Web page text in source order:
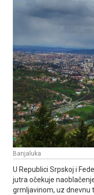
Banjaluka
U Republici Srpskoj i
jutra očekuje
grmljavinom, uz dnevnu